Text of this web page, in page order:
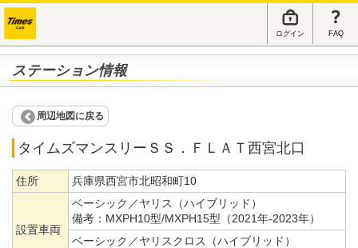
ログイン FAQ
ステーション情報
周辺地図に戻る
タイムズマンスリーＳＳ．ＦＬＡＴ西宮北口
住所 兵庫県西宮市北昭和町10
設置車両
ベーシック／ヤリス（ハイブリッド）
備考： MXPH10型/MXPH15型（2021年-2023年）
ベーシック／ヤリスクロス（ハイブリッド）